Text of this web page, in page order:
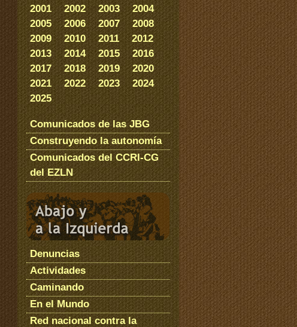
2001
2002 2003
2004
2005
2006 2007
2008
2009
2010 2011
2012
2013
2014 2015
2016
2017
2018 2019
2020
2021
2022 2023
2024
2025
Comunicados de las JBG
Construyendo la autonomía
Comunicados del CCRI-CG
del EZLN
Denuncias
Actividades
Caminando
En el Mundo
Red nacional contra la